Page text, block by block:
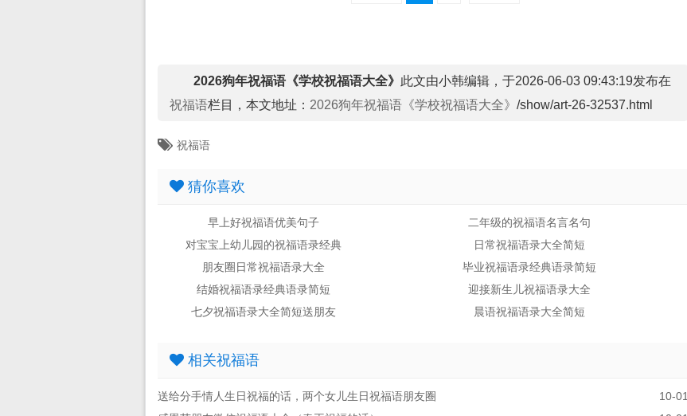
2026狗年祝福语《学校祝福语大全》 此文由小韩编辑，于2026-06-03 09:43:19发布在
祝福语栏目，本文地址： 2026狗年祝福语《学校祝福语大全》 /show/art-26-32537.html
祝福语
猜你喜欢
早上好祝福语优美句子
二年级的祝福语名言名句
对宝宝上幼儿园的祝福语录经典
日常祝福语录大全简短
朋友圈日常祝福语录大全
毕业祝福语录经典语录简短
结婚祝福语录经典语录简短
迎接新生儿祝福语录大全
七夕祝福语录大全简短送朋友
晨语祝福语录大全简短
相关祝福语
送给分手情人生日祝福的话，两个女儿生日祝福语朋友圈
10-01